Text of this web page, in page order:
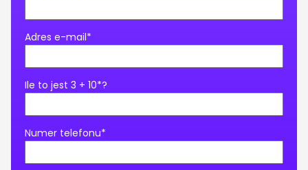
Adres e-mail*
Ile to jest 3 + 10*?
Numer telefonu*